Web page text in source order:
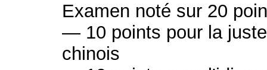
Examen noté sur 20
— 10 points pour la
chinois